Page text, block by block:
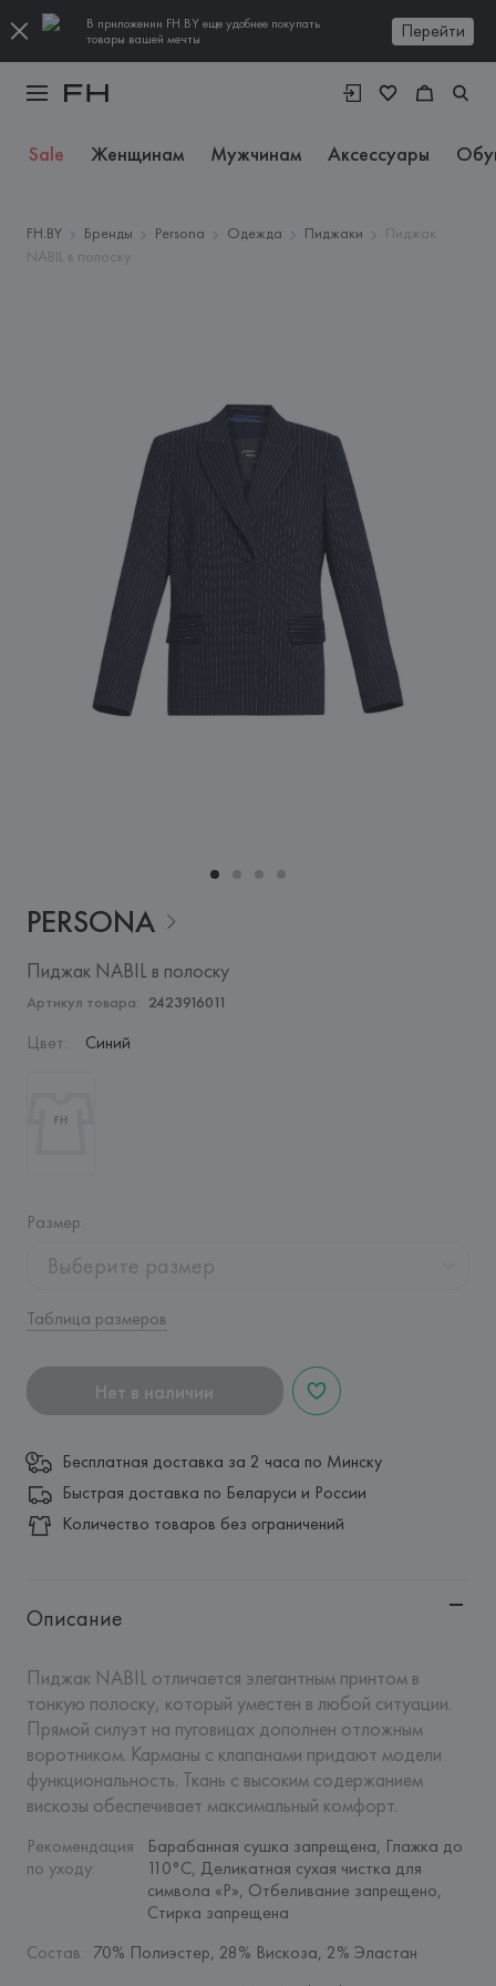
В приложении FH.BY еще удобнее покупать
товары вашей мечты
Перейти
Sale Женщинам Мужчинам Аксессуары
FH.BY Бренды Persona Одежда Пиджаки
Пиджак
NABIL в полоску
PERSONA
Пиджак NABIL в полоску
Артикул товара: 2423916011
Цвет: Синий
Размер:
Выберите размер
Таблица размеров
Нет в наличии
Бесплатная доставка за 2 часа по Минску
Быстрая доставка по Беларуси и России
Количество товаров без ограничений
Описание
Пиджак NABIL отличается элегантным принтом в
тонкую полоску, который уместен в любой ситуации.
Прямой силуэт на пуговицах дополнен отложным
воротником. Карманы с клапанами придают модели
функциональность. Ткань с высоким содержанием
вискозы обеспечивает максимальный комфорт.
Рекомендация
по уходу:
Барабанная сушка запрещена, Глажка до
110°C, Деликатная сухая чистка для
символа «P», Отбеливание запрещено,
Стирка запрещена
Состав: 70% Полиэстер, 28% Вискоза, 2% Эластан